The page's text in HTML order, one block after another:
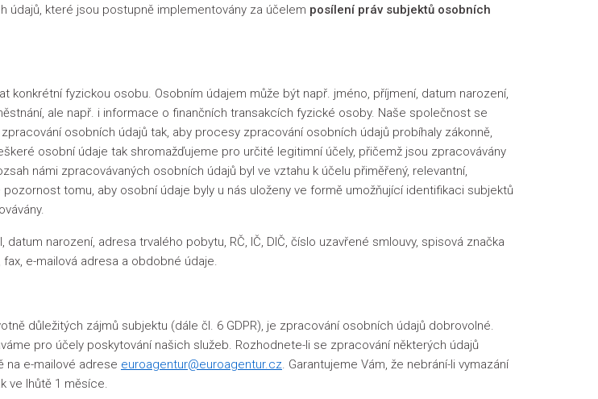
údajů, které jsou postupně implementovány za účelem posílení práv subjektů osobních
konkrétní fyzickou osobu. Osobním údajem může být např. jméno, příjmení, datum narození,
ale např. i informace o finančních transakcích fyzické osoby. Naše společnost se
osobních údajů tak, aby procesy zpracování osobních údajů probíhaly zákonně,
osobní údaje tak shromažďujeme pro určité legitimní účely, přičemž jsou zpracovávány
námi zpracovávaných osobních údajů byl ve vztahu k účelu přiměřený, relevantní,
tomu, aby osobní údaje byly u nás uloženy ve formě umožňující identifikaci subjektů
narození, adresa trvalého pobytu, RČ, IČ, DIČ, číslo uzavřené smlouvy, spisová značka
e-mailová adresa a obdobné údaje.
důležitých zájmů subjektu (dále čl. 6 GDPR), je zpracování osobních údajů dobrovolné.
pro účely poskytování našich služeb. Rozhodnete-li se zpracování některých údajů
na e-mailové adrese euroagentur@euroagentur.cz. Garantujeme Vám, že nebrání-li vymazání
ve lhůtě 1 měsíce.